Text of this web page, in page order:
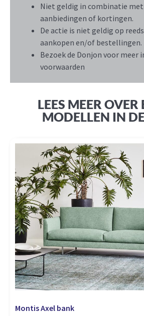
Niet geldig in combinatie met
aanbiedingen of kortingen.
De actie is niet geldig op
aankopen en/of bestellingen.
Bezoek de Donjon voor meer
voorwaarden
LEES MEER OVER
MODELLEN IN
Montis Axel bank